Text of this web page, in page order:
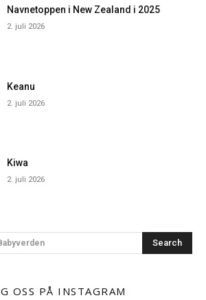
Navnetoppen i New Zealand i 2025
2. juli 2026
Keanu
2. juli 2026
Kiwa
2. juli 2026
Search
OSS PÅ INSTAGRAM